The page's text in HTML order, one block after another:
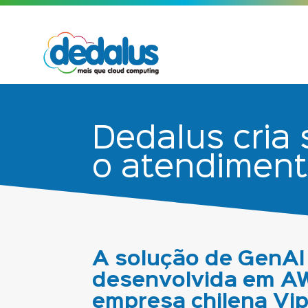
Dedalus cria
o
A solução de GenAI
desenvolvida em
empresa chilena